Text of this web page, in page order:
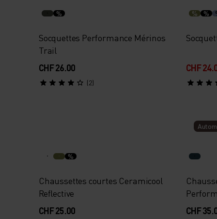
%
Socquettes Performance Mérinos
Trail
CHF 26.00
(2)
% %
CHF
%
Chaussettes courtes Ceramicool
Reflective
CHF 25.00
Country
CHF